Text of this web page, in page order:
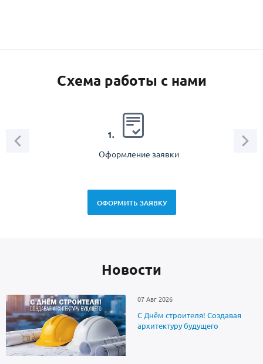
Схема работы с нами
1.
Оформление заявки
ОФОРМИТЬ ЗАЯВКУ
Новоcти
07 Авг 2026
С Днём строителя! Создавая
архитектуру будущего